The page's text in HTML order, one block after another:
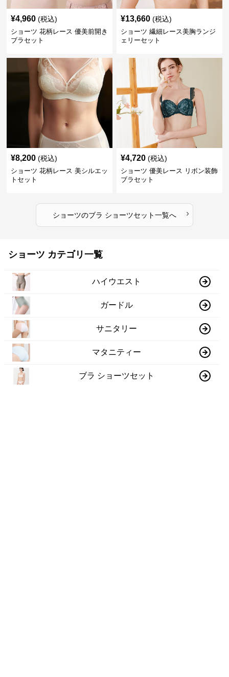
¥4,960 (税込)
ショーツ 花柄レース 優美前開き
ブラセット
¥13,660 (税込)
ショーツ 繊細レース美胸ランジ
ェリーセット
¥8,200 (税込)
ショーツ 花柄レース 美シルエッ
トセット
¥4,720 (税込)
ショーツ 優美レース リボン装飾
ブラセット
ショーツのブラ ショーツセット一覧へ ›
ショーツ カテゴリ一覧
ハイウエスト
ガードル
サニタリー
マタニティー
ブラ ショーツセット